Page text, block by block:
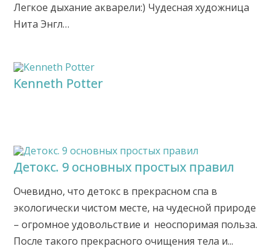
Легкое дыхание акварели:) Чудесная художница
Нита Энгл…
Kenneth Potter
Детокс. 9 основных простых правил
Очевидно, что детокс в прекрасном спа в
экологически чистом месте, на чудесной природе
– огромное удовольствие и неоспоримая польза.
После такого прекрасного очищения тела и...